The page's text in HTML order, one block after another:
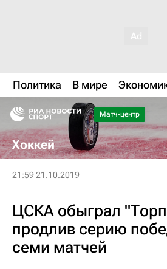
Политика В мире
Матч-центр
Хоккей
21:59 21.10.2019
ЦСКА обыграл
продлив серию
семи матчей